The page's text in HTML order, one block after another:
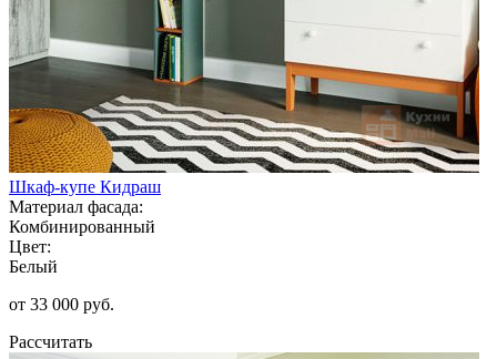
Шкаф-купе Кидраш
Материал фасада:
Комбинированный
Цвет:
Белый
от 33 000 руб.
Рассчитать